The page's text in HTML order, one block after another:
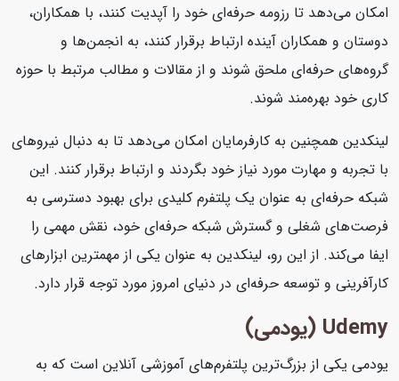
امکان می‌دهد تا رزومه حرفه‌ای خود را آپدیت کنند، با همکاران،
دوستان و همکاران آینده ارتباط برقرار کنند، به انجمن‌ها و
گروه‌های حرفه‌ای ملحق شوند و از مقالات و مطالب مرتبط با حوزه
کاری خود بهره‌مند شوند.
لینکدین همچنین به کارفرمایان امکان می‌دهد تا به دنبال نیروهای
با تجربه و مهارت مورد نیاز خود بگردند و ارتباط برقرار کنند. این
شبکه حرفه‌ای به عنوان یک پلتفرم کلیدی برای بهبود دسترسی به
فرصت‌های شغلی و گسترش شبکه حرفه‌ای خود، نقش مهمی را
ایفا می‌کند. از این رو، لینکدین به عنوان یکی از مهمترین ابزارهای
کارآفرینی و توسعه حرفه‌ای در دنیای امروز مورد توجه قرار دارد.
Udemy (یودمی)
یودمی یکی از بزرگ‌ترین پلتفرم‌های آموزشی آنلاین است که به